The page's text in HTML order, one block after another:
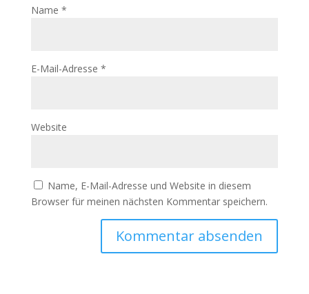
Name *
E-Mail-Adresse *
Website
Name, E-Mail-Adresse und Website in diesem
Browser für meinen nächsten Kommentar speichern.